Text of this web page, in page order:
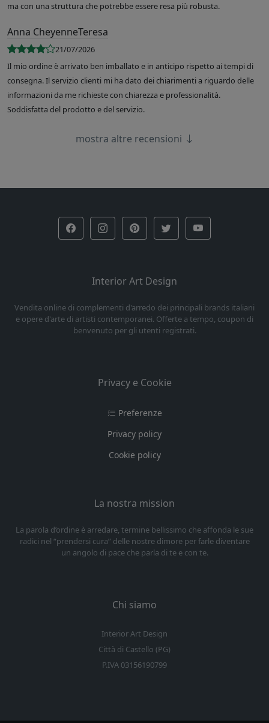
ma con una struttura che potrebbe essere resa più robusta.
Anna CheyenneTeresa
21/07/2026
Il mio ordine è arrivato ben imballato e in anticipo rispetto ai tempi di
consegna. Il servizio clienti mi ha dato dei chiarimenti a riguardo delle
informazioni da me richieste con chiarezza e professionalità.
Soddisfatta del prodotto e del servizio.
mostra altre recensioni
Interior Art Design
Vendita online di complementi d'arredo dei principali brands italiani
e opere d'arte di artisti contemporanei. Offerte a tempo, coupon di
benvenuto per gli utenti registrati.
Privacy e Cookie
Preferenze
Privacy policy
Cookie policy
La nostra mission
La parola d’ordine è arredare, termine bellissimo che affonda le sue
radici nel “prendersi cura” delle nostre dimore per farle diventare
un angolo di pace che parla di te e con te.
Chi siamo
Interior Art Design
Città di Castello (PG)
P.IVA 03156190799